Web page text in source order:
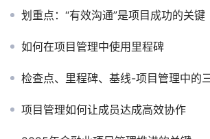
划重点：“有效沟通”是项目成功的关键
如何在项目管理中使用里程碑
检查点、里程碑、基线-项目管理中的
项目管理如何让成员达成高效协作